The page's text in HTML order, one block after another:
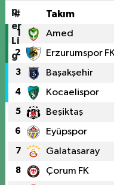
# Takım
1 Amed
2 Erzurumspor
3 Başakşehir
4 Kocaelispor
5 Beşiktaş
6 Eyüpspor
7 Galatasaray
8 Çorum FK